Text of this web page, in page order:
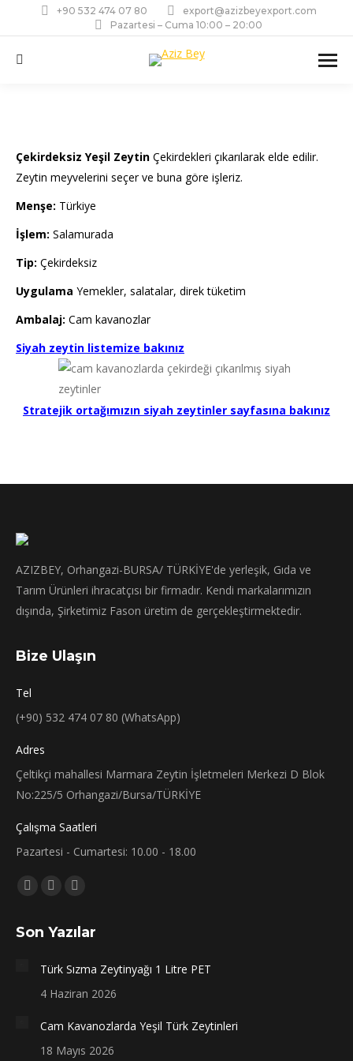
+90 532 474 07 80
export@azizbeyexport.com
Pazartesi – Cuma 10:00 – 20:00
Ara:
Çekirdeksiz Yeşil Zeytin Çekirdekleri çıkarılarak elde edilir.
Zeytin meyvelerini seçer ve buna göre işleriz.
Menşe: Türkiye
İşlem: Salamurada
Tip: Çekirdeksiz
Uygulama Yemekler, salatalar, direk tüketim
Ambalaj: Cam kavanozlar
Siyah zeytin listemize bakınız
Stratejik ortağımızın siyah zeytinler sayfasına bakınız
AZIZBEY, Orhangazi-BURSA/ TÜRKİYE'de yerleşik, Gıda ve
Tarım Ürünleri ihracatçısı bir firmadır. Kendi markalarımızın
dışında, Şirketimiz Fason üretim de gerçekleştirmektedir.
Bize Ulaşın
Tel
(+90) 532 474 07 80 (WhatsApp)
Adres
Çeltikçi mahallesi Marmara Zeytin İşletmeleri Merkezi D Blok
No:225/5 Orhangazi/Bursa/TÜRKİYE
Çalışma Saatleri
Pazartesi - Cumartesi: 10.00 - 18.00
Bizi bulun:
Facebook
yeni
pencerede
açılır
X
yeni
pencerede
açılır
Instagram
yeni
pencerede
açılır
Son Yazılar
Türk Sızma Zeytinyağı 1 Litre PET
4 Haziran 2026
Cam Kavanozlarda Yeşil Türk Zeytinleri
18 Mayıs 2026